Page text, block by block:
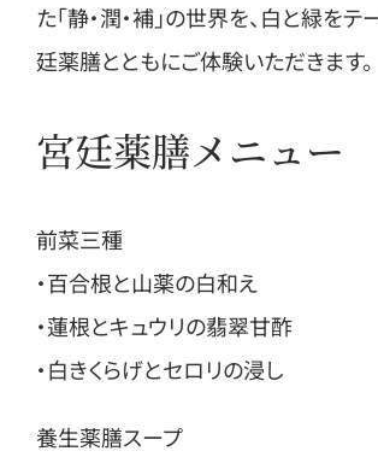
た「静・潤・補」の世界を、白と緑を
廷薬膳とともにご体験いただきます。
宮廷薬膳メニュー
前菜三種
・百合根と山薬の白和え
・蓮根とキュウリの翡翠甘酢
・白きくらげとセロリの浸し
養生薬膳スープ